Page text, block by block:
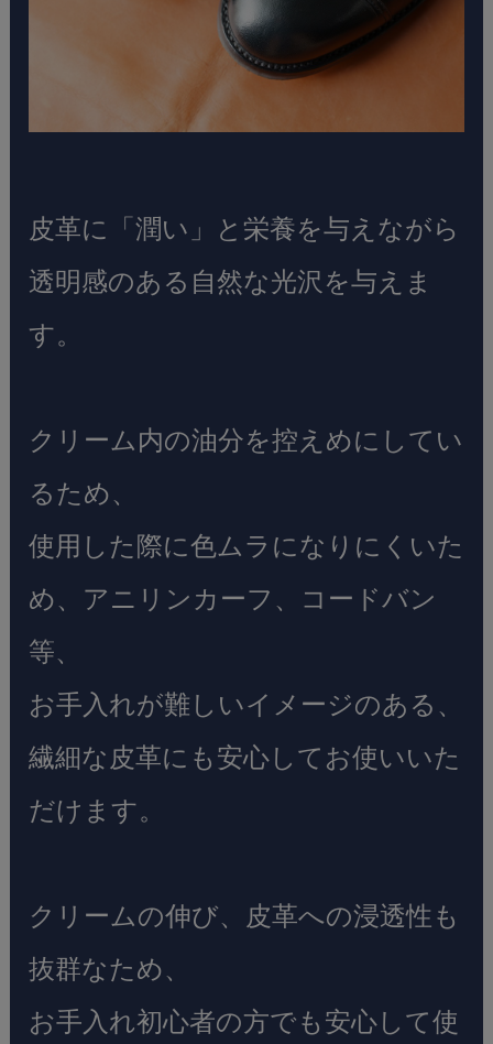
皮革に「潤い」と栄養を与えながら
透明感のある自然な光沢を与えま
す。
クリーム内の油分を控えめにしてい
るため、
使用した際に色ムラになりにくいた
め、アニリンカーフ、コードバン
等、
お手入れが難しいイメージのある、
繊細な皮革にも安心してお使いいた
だけます。
クリームの伸び、皮革への浸透性も
抜群なため、
お手入れ初心者の方でも安心して使